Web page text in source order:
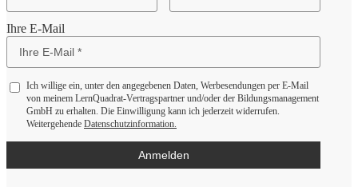
Ihre E-Mail
Ich willige ein, unter den angegebenen Daten, Werbesendungen per E-Mail
von meinem LernQuadrat-Vertragspartner und/oder der Bildungsmanagement
GmbH zu erhalten. Die Einwilligung kann ich jederzeit widerrufen.
Weitergehende Datenschutzinformation.
Anmelden